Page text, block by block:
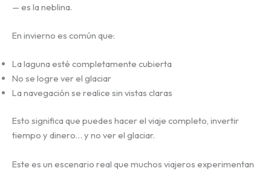
— es la neblina.
En invierno es común que:
La laguna esté completamente cubierta
No se logre ver el glaciar
La navegación se realice sin vistas claras
Esto significa que puedes hacer el viaje completo, invertir
tiempo y dinero… y no ver el glaciar.
Este es un escenario real que muchos viajeros experimentan